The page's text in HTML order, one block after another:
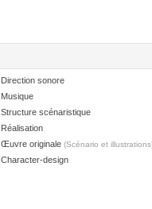
Direction sonore
Musique
Structure scénaristique
Réalisation
Œuvre originale (Scénario et
Character-design